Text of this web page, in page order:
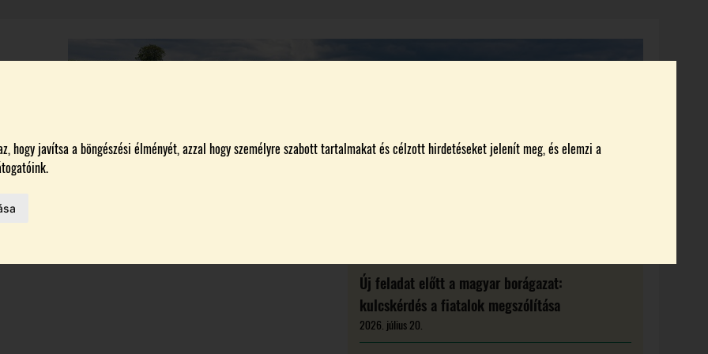
hogy javítsa a böngészési élményét, azzal hogy személyre szabott tartalmakat és célzott hirdetéseket jelenít meg, és elemzi a
BORÁSZATOK MAGYARORSZÁG LEGSZEBB SZŐLŐBIRTOKA 2026 KI KICSODA RENDEZVÉNYEK MAGAZIN
IDÉN
Új feladat előtt a magyar borágazat:
kulcskérdés a fiatalok megszólítása
2026. július 20.